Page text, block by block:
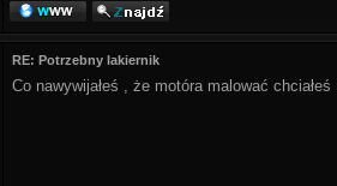
RE: Potrzebny lakiernik
Co nawywijałeś , że motóra malować